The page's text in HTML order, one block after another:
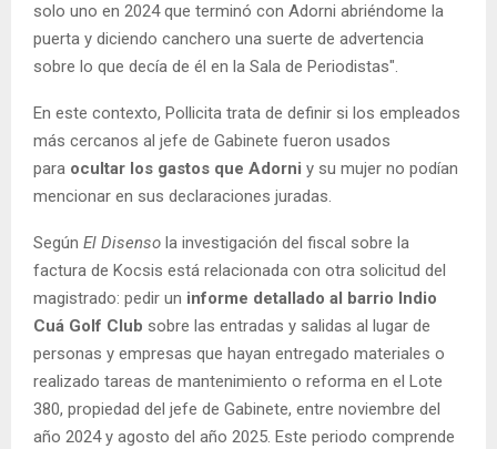
solo uno en 2024 que terminó con Adorni abriéndome la
puerta y diciendo canchero una suerte de advertencia
sobre lo que decía de él en la Sala de Periodistas".
En este contexto, Pollicita trata de definir si los empleados
más cercanos al jefe de Gabinete fueron usados
para ocultar los gastos que Adorni y su mujer no podían
mencionar en sus declaraciones juradas.
Según El Disenso la investigación del fiscal sobre la
factura de Kocsis está relacionada con otra solicitud del
magistrado: pedir un informe detallado al barrio Indio
Cuá Golf Club sobre las entradas y salidas al lugar de
personas y empresas que hayan entregado materiales o
realizado tareas de mantenimiento o reforma en el Lote
380, propiedad del jefe de Gabinete, entre noviembre del
año 2024 y agosto del año 2025. Este periodo comprende